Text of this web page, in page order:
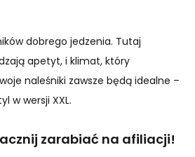
dobrego jedzenia. Tutaj
apetyt, i klimat, który
naleśniki zawsze będą idealne –
w wersji XXL.
zarabiać na afiliacji!